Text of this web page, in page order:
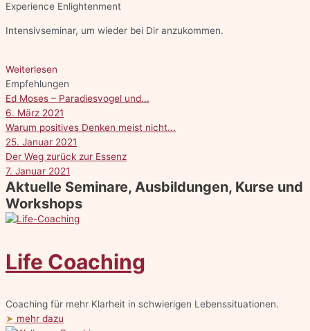
Experience Enlightenment
Intensivseminar, um wieder bei Dir anzukommen.
Weiterlesen
Empfehlungen
Ed Moses – Paradiesvogel und...
6. März 2021
Warum positives Denken meist nicht...
25. Januar 2021
Der Weg zurück zur Essenz
7. Januar 2021
Aktuelle Seminare, Ausbildungen, Kurse und
Workshops
Life Coaching
Coaching für mehr Klarheit in schwierigen Lebenssituationen.
➤ mehr dazu